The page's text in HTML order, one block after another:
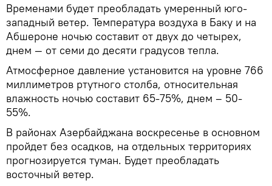
Временами будет преобладать умеренный юго-
западный ветер. Температура воздуха в Баку и на
Абшероне ночью составит от двух до четырех,
днем — от семи до десяти градусов тепла.
Атмосферное давление установится на уровне 766
миллиметров ртутного столба, относительная
влажность ночью составит 65-75%, днем – 50-
55%.
В районах Азербайджана воскресенье в основном
пройдет без осадков, на отдельных территориях
прогнозируется туман. Будет преобладать
восточный ветер.